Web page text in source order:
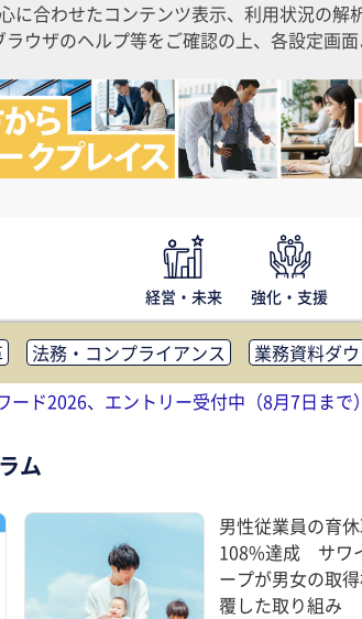
合わせたコンテンツ表示、利用状況の
ウザのヘルプ等をご確認の上、各設定画面
経営・未来 強化・支援
法務・コンプライアンス
業務資料ダ
外・社内コミュニケーション活性化
FM
ト削減 アウトソーシング・BPO
調査
ード2026、エントリー受付中（8月7日まで）
ム
男性従業員の育
108%達成 サワ
ープが男女の取
覆した取り組み